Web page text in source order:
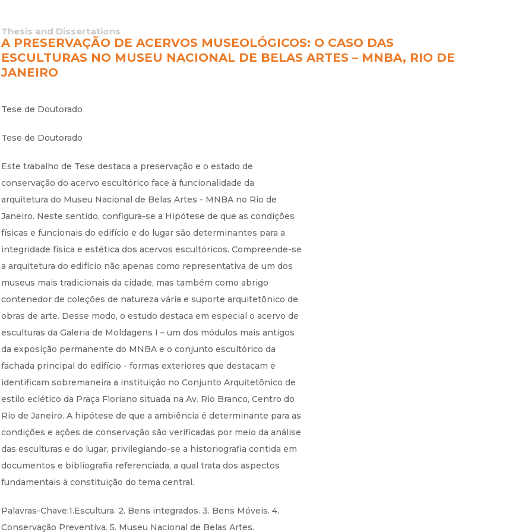
Thesis and Dissertations
A PRESERVAÇÃO DE ACERVOS MUSEOLÓGICOS: O CASO DAS
ESCULTURAS NO MUSEU NACIONAL DE BELAS ARTES – MNBA, RIO DE
JANEIRO
Tese de Doutorado
Tese de Doutorado
Este trabalho de Tese destaca a preservação e o estado de
conservação do acervo escultórico face à funcionalidade da
arquitetura do Museu Nacional de Belas Artes - MNBA no Rio de
Janeiro. Neste sentido, configura-se a Hipótese de que as condições
físicas e funcionais do edifício e do lugar são determinantes para a
integridade física e estética dos acervos escultóricos. Compreende-se
a arquitetura do edifício não apenas como representativa de um dos
museus mais tradicionais da cidade, mas também como abrigo
contenedor de coleções de natureza vária e suporte arquitetônico de
obras de arte. Desse modo, o estudo destaca em especial o acervo de
esculturas da Galeria de Moldagens I – um dos módulos mais antigos
da exposição permanente do MNBA e o conjunto escultórico da
fachada principal do edifício - formas exteriores que destacam e
identificam sobremaneira a instituição no Conjunto Arquitetônico de
estilo eclético da Praça Floriano situada na Av. Rio Branco, Centro do
Rio de Janeiro. A hipótese de que a ambiência é determinante para as
condições e ações de conservação são verificadas por meio da análise
das esculturas e do lugar, privilegiando-se a historiografia contida em
documentos e bibliografia referenciada, a qual trata dos aspectos
fundamentais à constituição do tema central.
Palavras-Chave:1.Escultura. 2. Bens integrados. 3. Bens Móveis. 4.
Conservação Preventiva. 5. Museu Nacional de Belas Artes.